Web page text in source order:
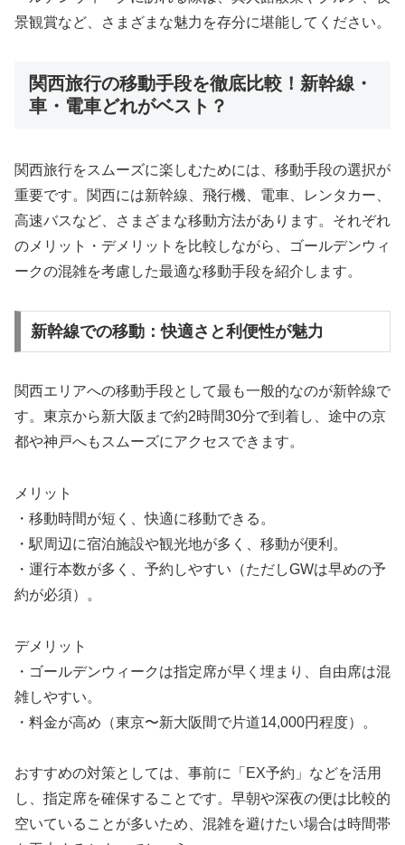
景観賞など、さまざまな魅力を存分に堪能してください。
関西旅行の移動手段を徹底比較！新幹線・
車・電車どれがベスト？
関西旅行をスムーズに楽しむためには、移動手段の選択が
重要です。関西には新幹線、飛行機、電車、レンタカー、
高速バスなど、さまざまな移動方法があります。それぞれ
のメリット・デメリットを比較しながら、ゴールデンウィ
ークの混雑を考慮した最適な移動手段を紹介します。
新幹線での移動：快適さと利便性が魅力
関西エリアへの移動手段として最も一般的なのが新幹線で
す。東京から新大阪まで約2時間30分で到着し、途中の京
都や神戸へもスムーズにアクセスできます。
メリット
・移動時間が短く、快適に移動できる。
・駅周辺に宿泊施設や観光地が多く、移動が便利。
・運行本数が多く、予約しやすい（ただしGWは早めの予
約が必須）。
デメリット
・ゴールデンウィークは指定席が早く埋まり、自由席は混
雑しやすい。
・料金が高め（東京〜新大阪間で片道14,000円程度）。
おすすめの対策としては、事前に「EX予約」などを活用
し、指定席を確保することです。早朝や深夜の便は比較的
空いていることが多いため、混雑を避けたい場合は時間帯